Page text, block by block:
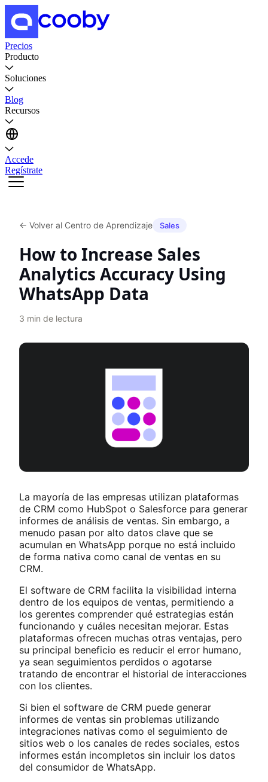
Precios
Producto
Soluciones
Blog
Recursos
Accede
Regístrate
← Volver al Centro de Aprendizaje Sales
How to Increase Sales
Analytics Accuracy Using
WhatsApp Data
3 min de lectura
La mayoría de las empresas utilizan plataformas
de CRM como HubSpot o Salesforce para generar
informes de análisis de ventas. Sin embargo, a
menudo pasan por alto datos clave que se
acumulan en WhatsApp porque no está incluido
de forma nativa como canal de ventas en su
CRM.
El software de CRM facilita la visibilidad interna
dentro de los equipos de ventas, permitiendo a
los gerentes comprender qué estrategias están
funcionando y cuáles necesitan mejorar. Estas
plataformas ofrecen muchas otras ventajas, pero
su principal beneficio es reducir el error humano,
ya sean seguimientos perdidos o agotarse
tratando de encontrar el historial de interacciones
con los clientes.
Si bien el software de CRM puede generar
informes de ventas sin problemas utilizando
integraciones nativas como el seguimiento de
sitios web o los canales de redes sociales, estos
informes están incompletos sin incluir los datos
del consumidor de WhatsApp.